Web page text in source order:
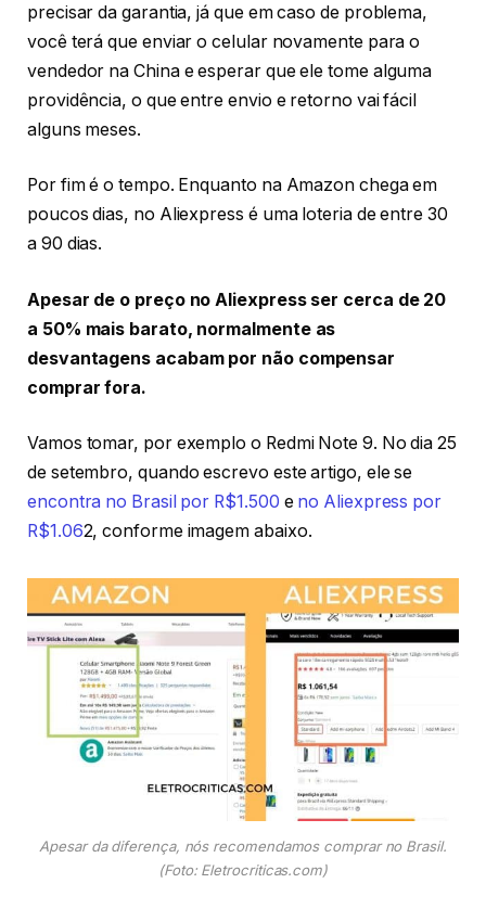
precisar da garantia, já que em caso de problema,
você terá que enviar o celular novamente para o
vendedor na China e esperar que ele tome alguma
providência, o que entre envio e retorno vai fácil
alguns meses.
Por fim é o tempo. Enquanto na Amazon chega em
poucos dias, no Aliexpress é uma loteria de entre 30
a 90 dias.
Apesar de o preço no Aliexpress ser cerca de 20
a 50% mais barato, normalmente as
desvantagens acabam por não compensar
comprar fora.
Vamos tomar, por exemplo o Redmi Note 9. No dia 25
de setembro, quando escrevo este artigo, ele se
encontra no Brasil por R$1.500 e no Aliexpress por
R$1.062, conforme imagem abaixo.
Apesar da diferença, nós recomendamos comprar no Brasil.
(Foto: Eletrocriticas.com)